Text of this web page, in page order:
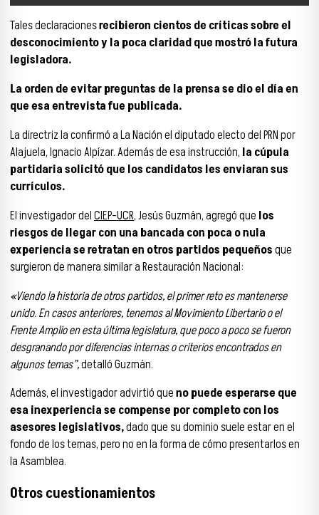
Tales declaracionesrecibieron cientos de críticas sobre el
desconocimiento y la poca claridad que mostró la futura
legisladora.
La orden de evitar preguntas de la prensa se dio el día en
que esa entrevista fue publicada.
La directriz la confirmó a La Nación el diputado electo del PRN por
Alajuela, Ignacio Alpízar. Además de esa instrucción, la cúpula
partidaria solicitó que los candidatos les enviaran sus
currículos.
El investigador delCIEP-UCR, Jesús Guzmán, agregó que los
riesgos de llegar con una bancada con poca o nula
experiencia se retratan en otros partidos pequeñosque
surgieron de manera similar a Restauración Nacional:
«Viendo la historia de otros partidos, el primer reto es mantenerse
unido. En casos anteriores, tenemos al Movimiento Libertario o el
Frente Amplio en esta última legislatura, que poco a poco se fueron
desgranando por diferencias internas o criterios encontrados en
algunos temas”,detalló Guzmán.
Además, el investigador advirtió queno puede esperarse que
esa inexperiencia se compense por completo con los
asesores legislativos,dado que su dominio suele estar en el
fondo de los temas, pero no en la forma de cómo presentarlos en
la Asamblea.
Otros cuestionamientos